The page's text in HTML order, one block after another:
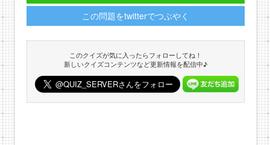
この問題をtwitterでつぶやく
このクイズが気に入ったらフォローしてね！
新しいクイズコンテンツなど更新情報を配信中♪